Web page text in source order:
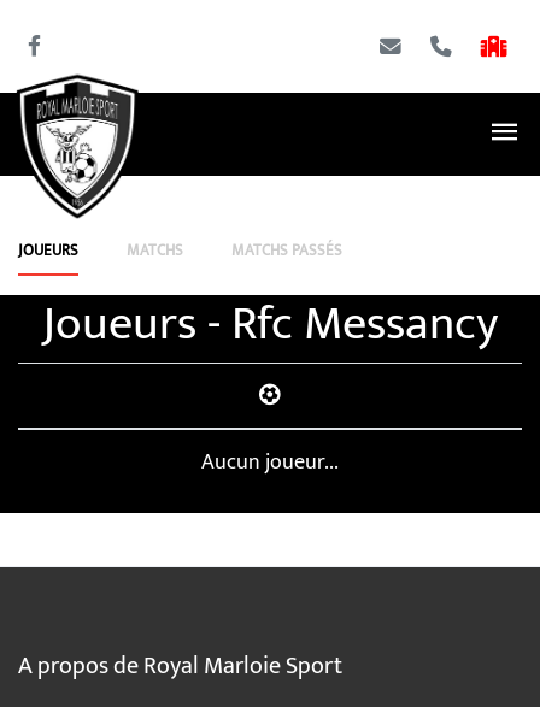
JOUEURS MATCHS MATCHS PASSÉS
Joueurs - Rfc Messancy
Aucun joueur...
A propos de Royal Marloie Sport